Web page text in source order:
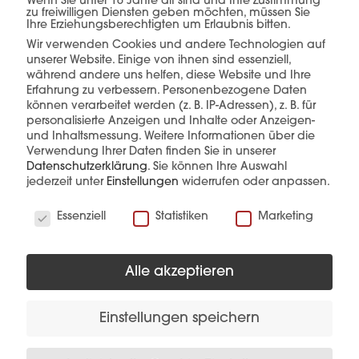
einer Hand.
mehr erfahren
Diese Produkte könnten Sie auch
zu freiwilligen Diensten geben möchten, müssen Sie
Ihre Erziehungsberechtigten um Erlaubnis bitten.
Wir verwenden Cookies und andere Technologien auf
unserer Website. Einige von ihnen sind essenziell,
während andere uns helfen, diese Website und Ihre
Erfahrung zu verbessern. Personenbezogene Daten
können verarbeitet werden (z. B. IP-Adressen), z. B. für
personalisierte Anzeigen und Inhalte oder Anzeigen-
und Inhaltsmessung. Weitere Informationen über die
Verwendung Ihrer Daten finden Sie in unserer
Datenschutzerklärung. Sie können Ihre Auswahl
jederzeit unter Einstellungen widerrufen oder anpassen.
Essenziell
Statistiken Marketing
Alle akzeptieren
Einstellungen speichern